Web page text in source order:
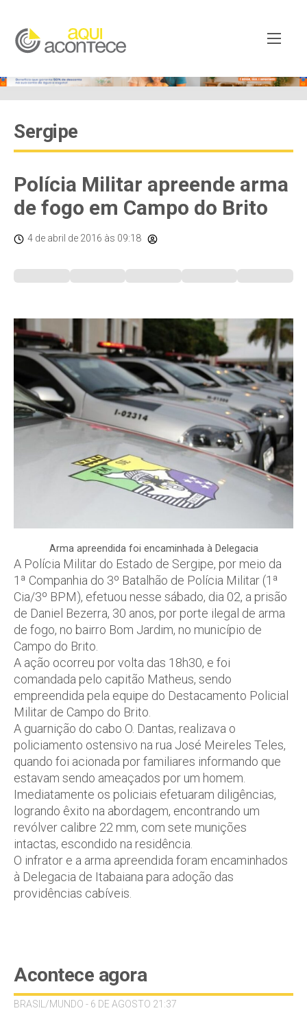
Sergipe
Polícia Militar apreende arma
de fogo em Campo do Brito
4 de abril de 2016 às 09:18
Arma apreendida foi encaminhada à Delegacia
A Polícia Militar do Estado de Sergipe, por meio da
1ª Companhia do 3º Batalhão de Polícia Militar (1ª
Cia/3º BPM), efetuou nesse sábado, dia 02, a prisão
de Daniel Bezerra, 30 anos, por porte ilegal de arma
de fogo, no bairro Bom Jardim, no município de
Campo do Brito.
A ação ocorreu por volta das 18h30, e foi
comandada pelo capitão Matheus, sendo
empreendida pela equipe do Destacamento Policial
Militar de Campo do Brito.
A guarnição do cabo O. Dantas, realizava o
policiamento ostensivo na rua José Meireles Teles,
quando foi acionada por familiares informando que
estavam sendo ameaçados por um homem.
Imediatamente os policiais efetuaram diligências,
logrando êxito na abordagem, encontrando um
revólver calibre 22 mm, com sete munições
intactas, escondido na residência.
O infrator e a arma apreendida foram encaminhados
à Delegacia de Itabaiana para adoção das
providências cabíveis.
Acontece agora
BRASIL/MUNDO - 6 DE AGOSTO 21:37